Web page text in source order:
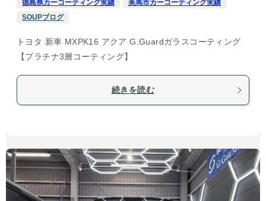
徳島県カーコーティング実績
美馬市カーコーティング実績
SOUPブログ
トヨタ 新車 MXPK16 アクア G.Guardガラスコーティング
【プラチナ3層コーティング】
続きを読む